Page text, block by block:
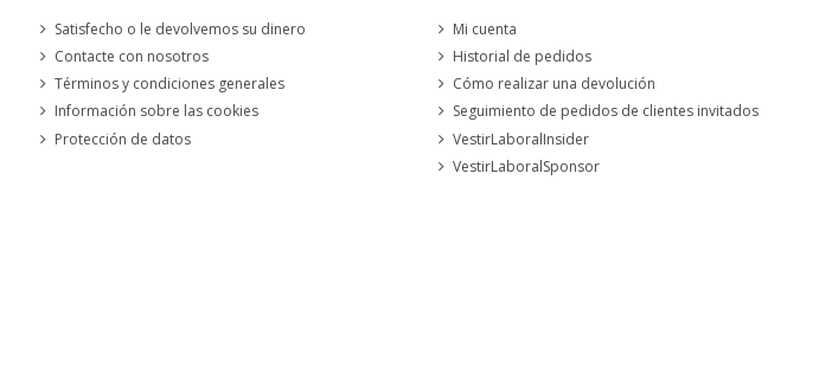
Satisfecho o le devolvemos su dinero
Contacte con nosotros
Términos y condiciones generales
Información sobre las cookies
Protección de datos
Mi cuenta
Historial de pedidos
Cómo realizar una devolución
Seguimiento de pedidos de clientes invitados
VestirLaboralInsider
VestirLaboralSponsor